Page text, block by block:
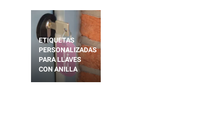
ETIQUETAS
PERSONALIZADAS
PARA LLAVES
CON ANILLA